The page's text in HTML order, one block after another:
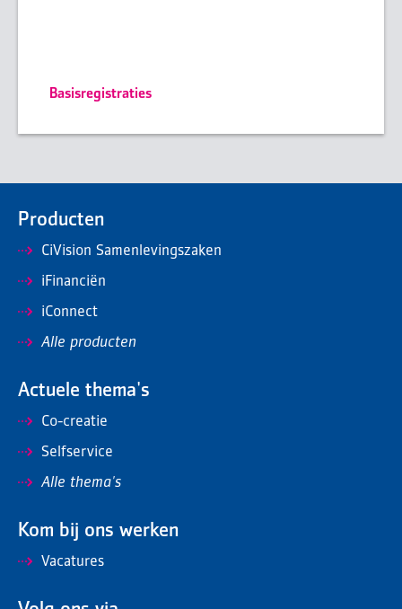
Basisregistraties
Producten
CiVision Samenlevingszaken
iFinanciën
iConnect
Alle producten
Actuele thema's
Co-creatie
Selfservice
Alle thema's
Kom bij ons werken
Vacatures